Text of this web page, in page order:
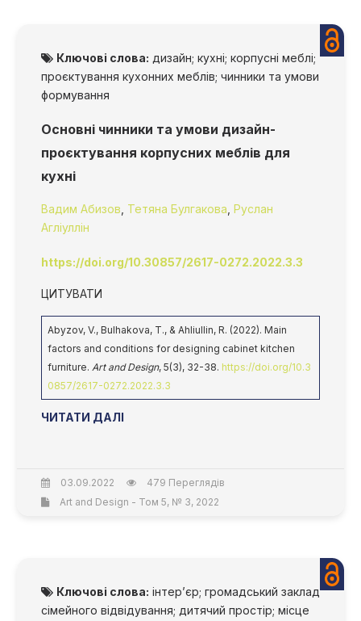
Ключові слова: дизайн; кухні; корпусні меблі;
проєктування кухонних меблів; чинники та умови
формування
Основні чинники та умови дизайн-
проєктування корпусних меблів для
кухні
Вадим Абизов Тетяна Булгакова Руслан
Агліуллін
https://doi.org/10.30857/2617-0272.2022.3.3
ЦИТУВАТИ
Abyzov, V., Bulhakova, T., & Ahliullin, R. (2022). Main
factors and conditions for designing cabinet kitchen
furniture. Art and Design, 5(3), 32-38. https://doi.org/10.3
0857/2617-0272.2022.3.3
ЧИТАТИ ДАЛІ
03.09.2022
479 Переглядів
Art and Design - Том 5, № 3, 2022
Ключові слова: інтер’єр; громадський заклад
сімейного відвідування; дитячий простір; місце